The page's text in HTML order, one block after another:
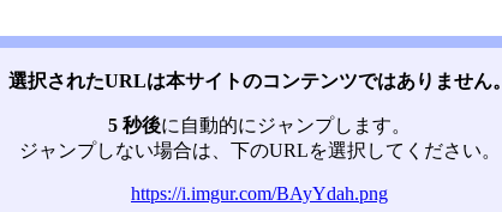
選択されたURLは本サイトのコンテンツではありません。
5 秒後に自動的にジャンプします。
ジャンプしない場合は、下のURLを選択してください。
https://i.imgur.com/BAyYdah.png